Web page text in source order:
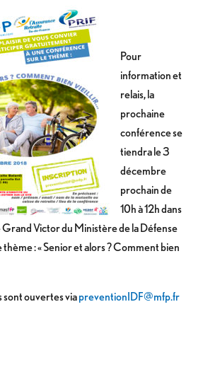
Pour
information et
relais, la
prochaine
conférence se
tiendra le 3
décembre
prochain de
10h à 12h dans
Grand Victor du Ministère de la Défense
thème : « Senior et alors ? Comment bien
sont ouvertes viapreventionIDF@mfp.fr